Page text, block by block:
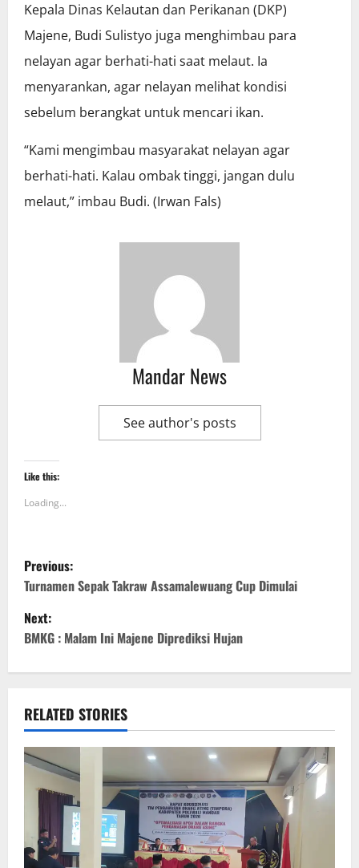
Kepala Dinas Kelautan dan Perikanan (DKP)
Majene, Budi Sulistyo juga menghimbau para
nelayan agar berhati-hati saat melaut. Ia
menyarankan, agar nelayan melihat kondisi
sebelum berangkat untuk mencari ikan.
“Kami mengimbau masyarakat nelayan agar
berhati-hati. Kalau ombak tinggi, jangan dulu
melaut,” imbau Budi. (Irwan Fals)
Mandar News
See author's posts
Like this:
Loading...
P
o
s
a
v
g
Previous:
Turnamen Sepak Takraw Assamalewuang Cup Dimulai
Next:
BMKG : Malam Ini Majene Diprediksi Hujan
RELATED STORIES